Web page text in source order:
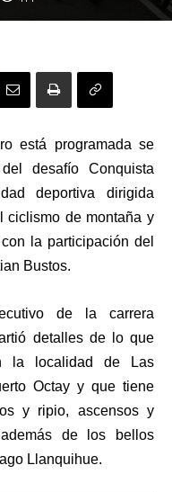
está programada se
desafío Conquista
deportiva dirigida
ciclismo de montaña y
la participación del
Bustos.
de la carrera
detalles de lo que
la localidad de Las
Octay y que tiene
y ripio, ascensos y
de los bellos
Llanquihue.